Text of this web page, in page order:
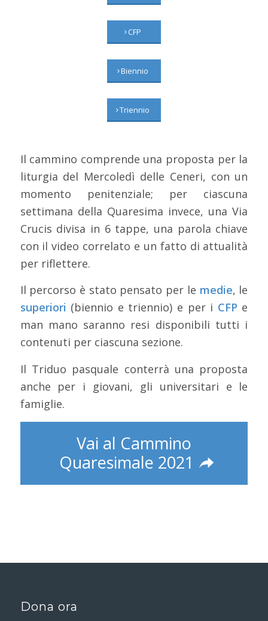
CFP
Biennio
Triennio
Il cammino comprende una proposta per la
liturgia del Mercoledì delle Ceneri, con un
momento penitenziale; per ciascuna
settimana della Quaresima invece, una Via
Crucis divisa in 6 tappe, una parola chiave
con il video correlato e un fatto di attualità
per riflettere.
Il percorso è stato pensato per le medie, le
superiori (biennio e triennio) e per i CFP e
man mano saranno resi disponibili tutti i
contenuti per ciascuna sezione.
Il Triduo pasquale conterrà una proposta
anche per i giovani, gli universitari e le
famiglie.
Vai al Cammino
Quaresimale 2021
Dona ora